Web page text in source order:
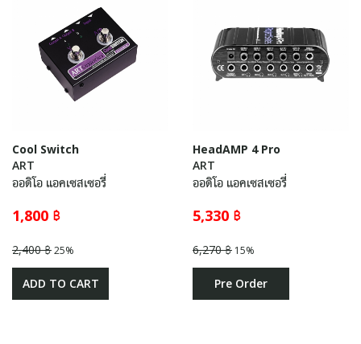
Cool Switch
ART
ออดิโอ แอคเซสเซอรี่
1,800 ฿
2,400 ฿25%
ADD TO CART
HeadAMP 4 Pro
ART
ออดิโอ แอคเซสเซอรี่
5,330 ฿
6,270 ฿ 15%
Pre Order